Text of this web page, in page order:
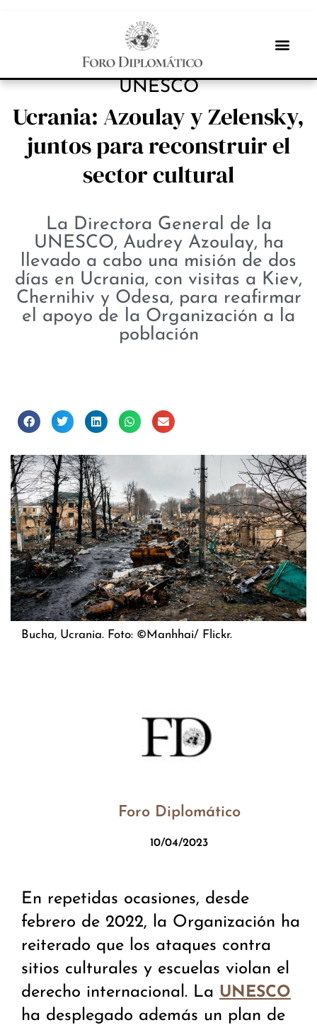
INBOX INTERNACIONAL
UNESCO
Ucrania: Azoulay y Zelensky,
juntos para reconstruir el
sector cultural
La Directora General de la
UNESCO, Audrey Azoulay, ha
llevado a cabo una misión de dos
días en Ucrania, con visitas a Kiev,
Chernihiv y Odesa, para reafirmar
el apoyo de la Organización a la
población
Bucha, Ucrania. Foto: ©Manhhai/ Flickr.
Foro Diplomático
10/04/2023
En repetidas ocasiones, desde
febrero de 2022, la Organización ha
reiterado que los ataques contra
sitios culturales y escuelas violan el
derecho internacional. La UNESCO
ha desplegado además un plan de